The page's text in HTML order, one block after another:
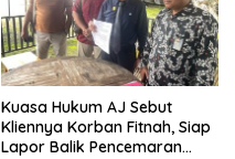
Kuasa Hukum AJ Sebut
Kliennya Korban Fitnah, Siap
Lapor Balik Pencemaran